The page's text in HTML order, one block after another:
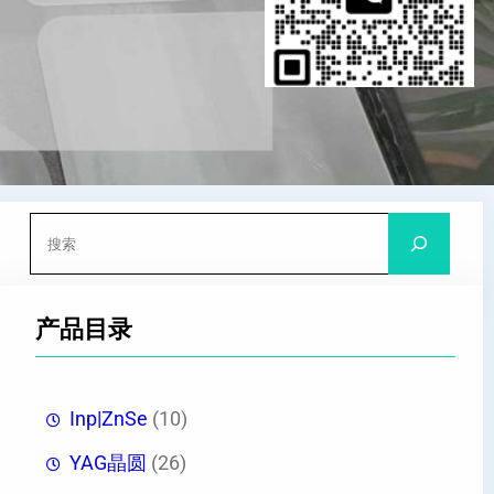
产品目录
Inp|ZnSe (10)
YAG晶圆 (26)